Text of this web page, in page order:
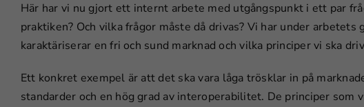
Här har vi nu gjort ett internt arbete med utgångspunkt i ett par
praktiken? Och vilka frågor måste då drivas? Vi har under arbetets
karaktäriserar en fri och sund marknad och vilka principer vi ska
Ett konkret exempel är att det ska vara låga trösklar in på
standarder och en hög grad av interoperabilitet. De principer som